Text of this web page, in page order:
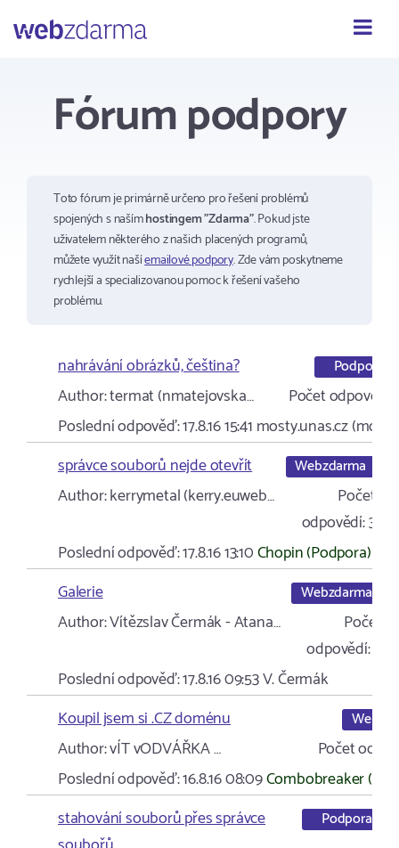
Fórum podpory
Toto fórum je primárně určeno pro řešení problémů
spojených s našímhostingem "Zdarma". Pokud jste
uživatelem některého z našich placených programů,
můžete využít našíemailové podpory. Zde vám poskytneme
rychlejší a specializovanou pomoc k řešení vašeho
problému.
nahrávání obrázků, čeština? Podpora
Author:termat (nmatejovska… Počet odpovědí:
Poslední odpověď:17.8.16 15:41 mosty.unas.cz
správce souborů nejde otevřít
Webzdarma
Author:kerrymetal (kerry.euweb…
Počet
odpovědí:3
Poslední odpověď:17.8.16 13:10Chopin (Podpora)
Galerie
Webzdarma
Author:Vítězslav Čermák - Atana…
Počet
odpovědí:2
Poslední odpověď:17.8.16 09:53V. Čermák
Koupil jsem si .CZ doménu
Author:vÍT vODVÁŘKA …
Počet
Poslední odpověď:16.8.16 08:09Combobreaker
stahování souborů přes správce
Podpora